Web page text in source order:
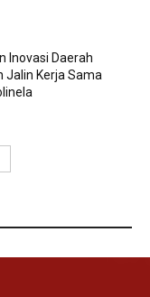
Inovasi Daerah
Jalin Kerja Sama